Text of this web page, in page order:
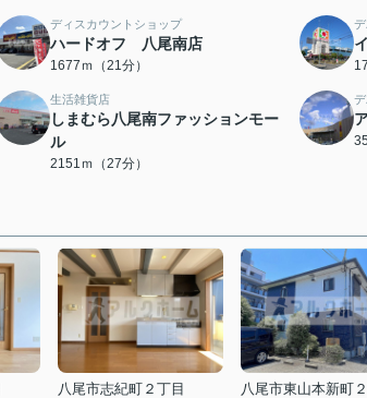
ディスカウントショップ
ハードオフ 八尾南店
1677ｍ（21分）
デ
生活雑貨店
しまむら八尾南ファッションモー
ル
2151ｍ（27分）
デ
八尾市志紀町２丁目
八尾市東山本新町